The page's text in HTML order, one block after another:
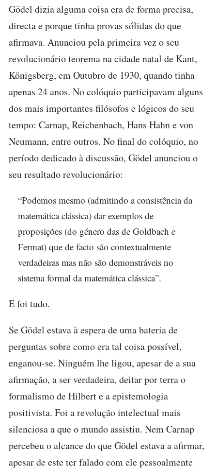
Gödel dizia alguma coisa era de forma precisa,
directa e porque tinha provas sólidas do que
afirmava. Anunciou pela primeira vez o seu
revolucionário teorema na cidade natal de Kant,
Königsberg, em Outubro de 1930, quando tinha
apenas 24 anos. No colóquio participavam alguns
dos mais importantes filósofos e lógicos do seu
tempo: Carnap, Reichenbach, Hans Hahn e von
Neumann, entre outros. No final do colóquio, no
período dedicado à discussão, Gödel anunciou o
seu resultado revolucionário:
“Podemos mesmo (admitindo a consistência da
matemática clássica) dar exemplos de
proposições (do género das de Goldbach e
Fermat) que de facto são contextualmente
verdadeiras mas não são demonstráveis no
sistema formal da matemática clássica”.
E foi tudo.
Se Gödel estava à espera de uma bateria de
perguntas sobre como era tal coisa possível,
enganou-se. Ninguém lhe ligou, apesar de a sua
afirmação, a ser verdadeira, deitar por terra o
formalismo de Hilbert e a epistemologia
positivista. Foi a revolução intelectual mais
silenciosa a que o mundo assistiu. Nem Carnap
percebeu o alcance do que Gödel estava a afirmar,
apesar de este ter falado com ele pessoalmente